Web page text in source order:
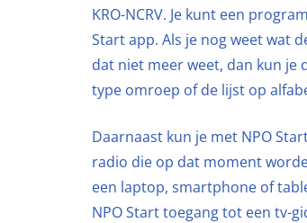
KRO-NCRV. Je kunt een
Start app. Als je nog weet wat
dat niet meer weet, dan kun je
type omroep of de lijst op
Daarnaast kun je met NPO
radio die op dat moment
een laptop, smartphone of
NPO Start toegang tot een tv-